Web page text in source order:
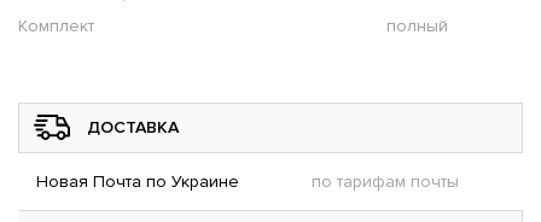
Комплект
полный
ДОСТАВКА
Новая Почта по Украине по тарифам почты